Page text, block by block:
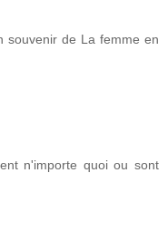
souvenir de La femme en
n'importe quoi ou sont